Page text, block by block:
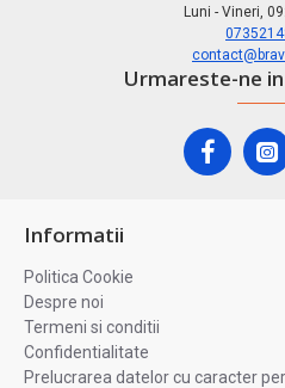
Luni - Vineri,
Urmareste-ne
Informatii
Politica Cookie
Despre noi
Termeni si conditii
Confidentialitate
Prelucrarea datelor cu caracter